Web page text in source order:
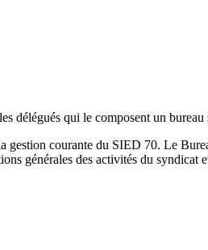
délégués qui le composent un
gestion courante du SIED 70. Le
générales des activités du